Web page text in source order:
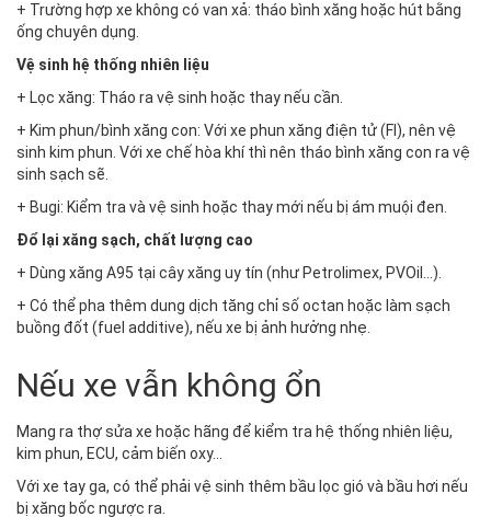
+ Trường hợp xe không có van xả: tháo bình xăng hoặc hút bằng
ống chuyên dụng.
Vệ sinh hệ thống nhiên liệu
+ Lọc xăng: Tháo ra vệ sinh hoặc thay nếu cần.
+ Kim phun/bình xăng con: Với xe phun xăng điện tử (FI), nên vệ
sinh kim phun. Với xe chế hòa khí thì nên tháo bình xăng con ra vệ
sinh sạch sẽ.
+ Bugi: Kiểm tra và vệ sinh hoặc thay mới nếu bị ám muội đen.
Đổ lại xăng sạch, chất lượng cao
+ Dùng xăng A95 tại cây xăng uy tín (như Petrolimex, PVOil…).
+ Có thể pha thêm dung dịch tăng chỉ số octan hoặc làm sạch
buồng đốt (fuel additive), nếu xe bị ảnh hưởng nhẹ.
Nếu xe vẫn không ổn
Mang ra thợ sửa xe hoặc hãng để kiểm tra hệ thống nhiên liệu,
kim phun, ECU, cảm biến oxy…
Với xe tay ga, có thể phải vệ sinh thêm bầu lọc gió và bầu hơi nếu
bị xăng bốc ngược ra.